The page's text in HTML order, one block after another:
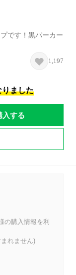
です！黒パーカー
1,197
ました
入する
の購入情報を利
れません)